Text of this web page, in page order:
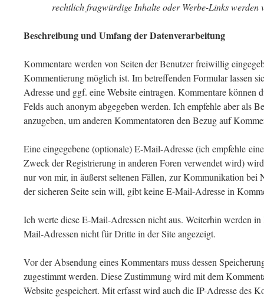
rechtlich fragwürdige Inhalte oder Werbe-Links werden
Beschreibung und Umfang der Datenverarbeitung
Kommentare werden von Seiten der Benutzer freiwillig
Kommentierung möglich ist. Im betreffenden Formular lassen
Adresse und ggf. eine Website eintragen. Kommentare können
Felds auch anonym abgegeben werden. Ich empfehle aber als
anzugeben, um anderen Kommentatoren den Bezug auf
Eine eingegebene (optionale) E-Mail-Adresse (ich empfehle
Zweck der Registrierung in anderen Foren verwendet wird)
nur von mir, in äußerst seltenen Fällen, zur Kommunikation bei
der sicheren Seite sein will, gibt keine E-Mail-Adresse in
Ich werte diese E-Mail-Adressen nicht aus. Weiterhin werden
Mail-Adressen nicht für Dritte in der Site angezeigt.
Vor der Absendung eines Kommentars muss dessen
zugestimmt werden. Diese Zustimmung wird mit dem
Website gespeichert. Mit erfasst wird auch die IP-Adresse des